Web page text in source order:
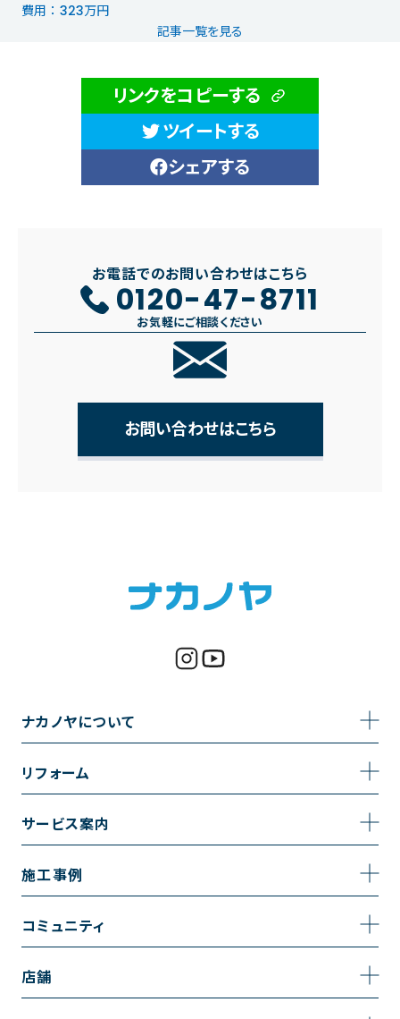
費用 ： 323万円
記事一覧を見る
リンクをコピーする
ツイートする
シェアする
お電話でのお問い合わせはこちら
0120-47-8711
お気軽にご相談ください
お問い合わせはこちら
ナカノヤについて
事業内容
採用情報
リフォーム
トイレのリフォーム
キッチンのリフォーム
リノベーション
サービス案内
サービスの流れ
施工事例
施工事例一覧
お風呂の施工事例
コミュニティ
コミュニティ
店舗